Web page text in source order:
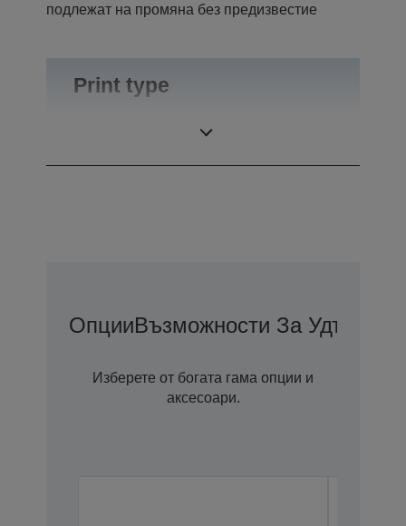
подлежат на промяна без предизвестие
Print type
ОпцииВъзможности За
Изберете от богата гама опции и
аксесоари.